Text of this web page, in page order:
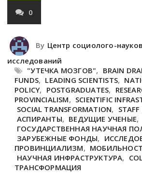
0
By Центр социолого-
исследований
"УТЕЧКА МОЗГОВ", BRAIN
FUNDS, LEADING SCIENTISTS,
POLICY, POSTGRADUATES,
PROVINCIALISM, SCIENTIFIC
SOCIAL TRANSFORMATION,
АСПИРАНТЫ, ВЕДУЩИЕ УЧЕНЫЕ,
ГОСУДАРСТВЕННАЯ НАУЧНАЯ
ЗАРУБЕЖНЫЕ ФОНДЫ,
ПРОВИНЦИАЛИЗМ,
НАУЧНАЯ ИНФРАСТРУКТУРА,
ТРАНСФОРМАЦИЯ